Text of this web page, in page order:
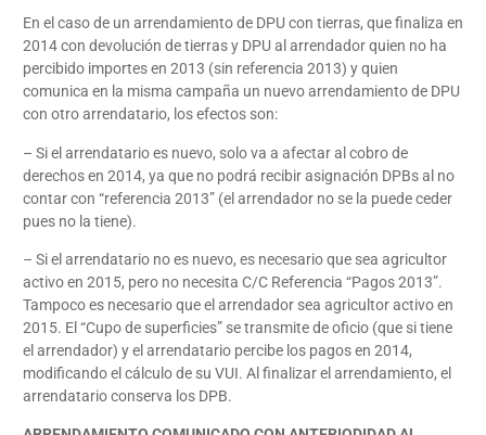
En el caso de un arrendamiento de DPU con tierras, que finaliza en
2014 con devolución de tierras y DPU al arrendador quien no ha
percibido importes en 2013 (sin referencia 2013) y quien
comunica en la misma campaña un nuevo arrendamiento de DPU
con otro arrendatario, los efectos son:
– Si el arrendatario es nuevo, solo va a afectar al cobro de
derechos en 2014, ya que no podrá recibir asignación DPBs al no
contar con “referencia 2013” (el arrendador no se la puede ceder
pues no la tiene).
– Si el arrendatario no es nuevo, es necesario que sea agricultor
activo en 2015, pero no necesita C/C Referencia “Pagos 2013”.
Tampoco es necesario que el arrendador sea agricultor activo en
2015. El “Cupo de superficies” se transmite de oficio (que si tiene
el arrendador) y el arrendatario percibe los pagos en 2014,
modificando el cálculo de su VUI. Al finalizar el arrendamiento, el
arrendatario conserva los DPB.